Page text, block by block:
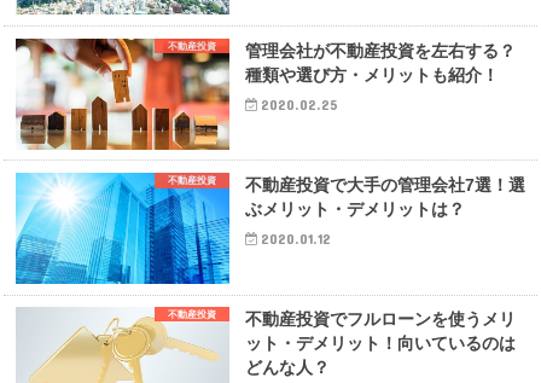
不動産投資
管理会社が不動産投資を左右する？
種類や選び方・メリットも紹介！
2020.02.25
不動産投資
不動産投資で大手の管理会社7選！選
ぶメリット・デメリットは？
2020.01.12
不動産投資
不動産投資でフルローンを使うメリ
ット・デメリット！向いているのは
どんな人？